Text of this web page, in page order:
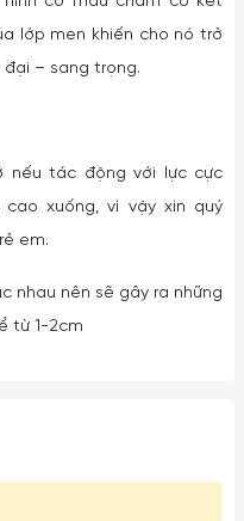
lớp men khiến cho nó trở
– sang trọng.
nếu tác động với lực cực
xuống, vì vậy xin quý
em.
nhau nên sẽ gây ra những
từ 1-2cm